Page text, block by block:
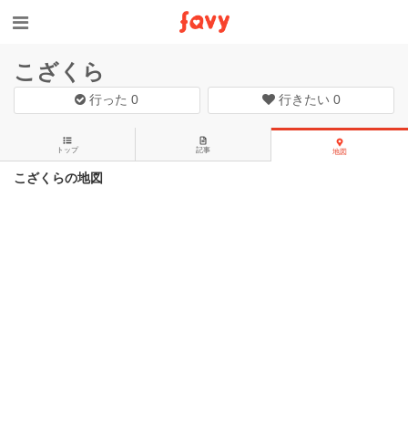
こざくら
行った0 行きたい 0
トップ 記事 地図
こざくらの地図